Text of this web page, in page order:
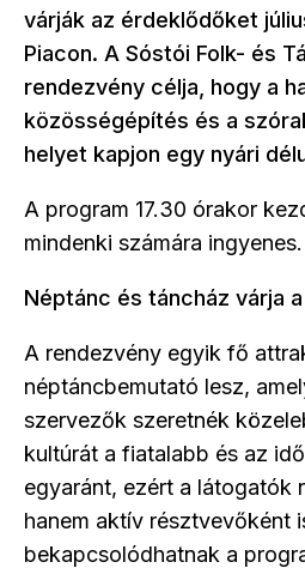
várják az érdeklődőket
Piacon. A Sóstói Folk- és
rendezvény célja, hogy a
közösségépítés és a
helyet kapjon egy nyári
A program 17.30 órakor
mindenki számára ingyenes.
Néptánc és táncház várja
A rendezvény egyik fő
néptáncbemutató lesz,
szervezők szeretnék
kultúrát a fiatalabb és az
egyaránt, ezért a látogatók
hanem aktív résztvevőként
bekapcsolódhatnak a